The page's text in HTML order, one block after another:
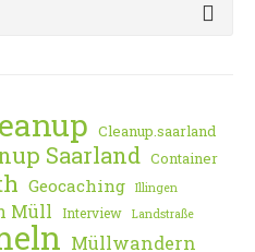
Cleanup.saarland
Saarland Container
Geocaching Illingen
Müll Interview Landstraße
Müllwandern